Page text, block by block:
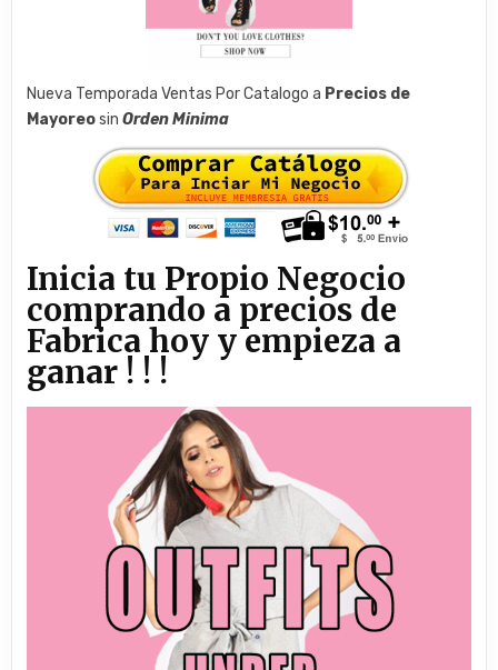
Nueva Temporada Ventas Por Catalogo a Precios de
MayoreosinOrden Minima
Inicia tu Propio Negocio
comprando a precios de
Fabrica hoy y empieza a
ganar ! ! !